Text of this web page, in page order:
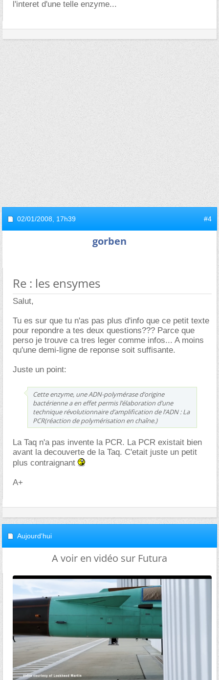
l'interet d'une telle enzyme...
02/01/2008, 17h39 #4
gorben
Re : les ensymes
Salut,
Tu es sur que tu n'as pas plus d'info que ce petit texte
pour repondre a tes deux questions??? Parce que
perso je trouve ca tres leger comme infos... A moins
qu'une demi-ligne de reponse soit suffisante.
Juste un point:
Cette enzyme, une ADN-polymérase d’origine
bactérienne a en effet permis l’élaboration d’une
technique révolutionnaire d’amplification de l’ADN : La
PCR(réaction de polymérisation en chaîne.)
La Taq n'a pas invente la PCR. La PCR existait bien
avant la decouverte de la Taq. C'etait juste un petit
plus contraignant
A+
Aujourd'hui
A voir en vidéo sur Futura